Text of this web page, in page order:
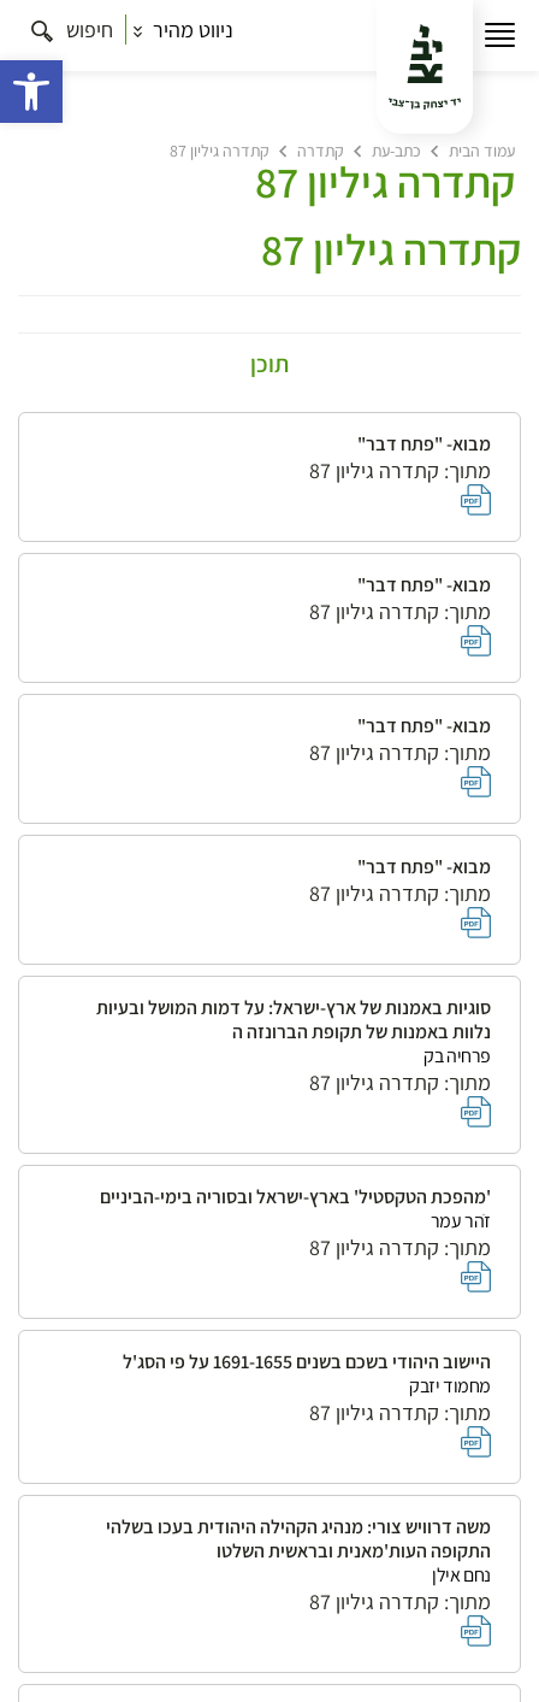
ניווט מהיר חיפוש
עמוד הבית כתב-עת קתדרה קתדרה גיליון 87
קתדרה גיליון 87
קתדרה גיליון 87
תוכן
מבוא- "פתח דבר"
מתוך: קתדרה גיליון 87
מבוא- "פתח דבר"
מתוך: קתדרה גיליון 87
מבוא- "פתח דבר"
מתוך: קתדרה גיליון 87
מבוא- "פתח דבר"
מתוך: קתדרה גיליון 87
סוגיות באמנות של ארץ-ישראל: על דמות המושל ובעיות
נלוות באמנות של תקופת הברונזה ה
פרחיה בק
מתוך: קתדרה גיליון 87
'מהפכת הטקסטיל' בארץ-ישראל ובסוריה בימי-הביניים
זֹהר עמר
מתוך: קתדרה גיליון 87
היישוב היהודי בשכם בשנים 1691-1655 על פי הסג'ל
מחמוד יזבק
מתוך: קתדרה גיליון 87
משה דרוויש צורי: מנהיג הקהילה היהודית בעכו בשלהי
התקופה העות'מאנית ובראשית השלטו
נחם אילן
מתוך: קתדרה גיליון 87